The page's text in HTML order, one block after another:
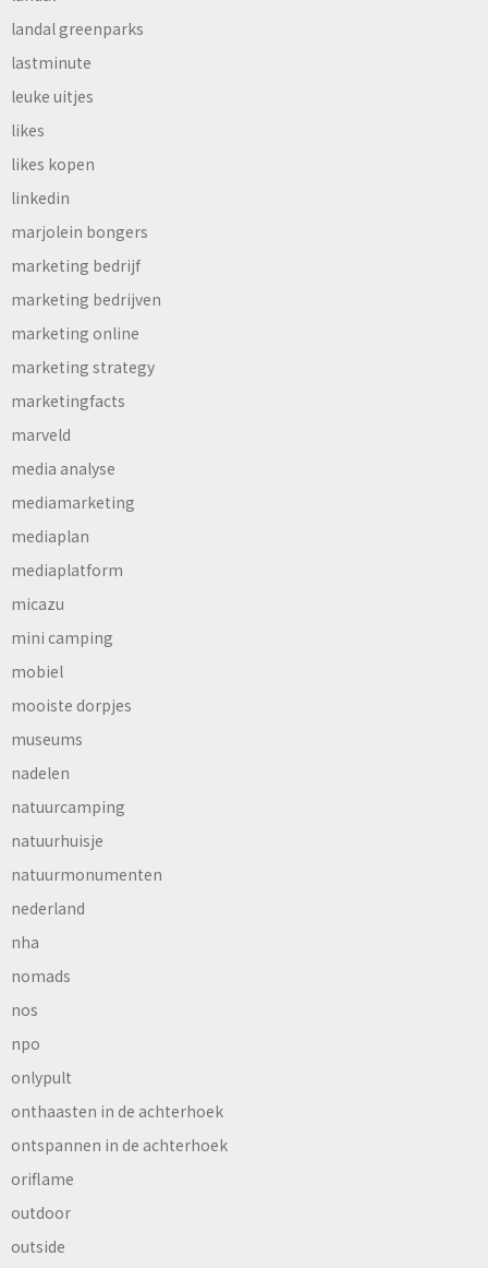
landal greenparks
lastminute
leuke uitjes
likes
likes kopen
linkedin
marjolein bongers
marketing bedrijf
marketing bedrijven
marketing online
marketing strategy
marketingfacts
marveld
media analyse
mediamarketing
mediaplan
mediaplatform
micazu
mini camping
mobiel
mooiste dorpjes
museums
nadelen
natuurcamping
natuurhuisje
natuurmonumenten
nederland
nha
nomads
nos
npo
onlypult
onthaasten in de achterhoek
ontspannen in de achterhoek
oriflame
outdoor
outside